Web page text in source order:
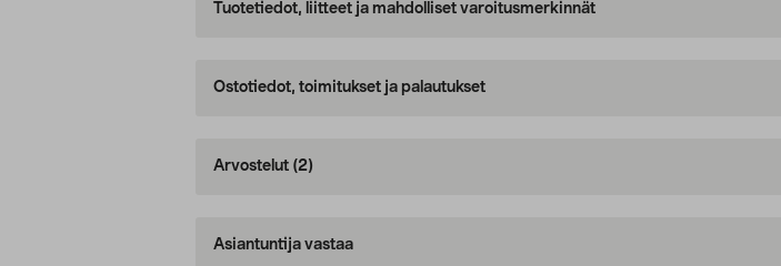
Tuotetiedot, liitteet ja mahdolliset varoitusmerkinnät
Ostotiedot, toimitukset ja palautukset
Arvostelut (2)
Asiantuntija vastaa